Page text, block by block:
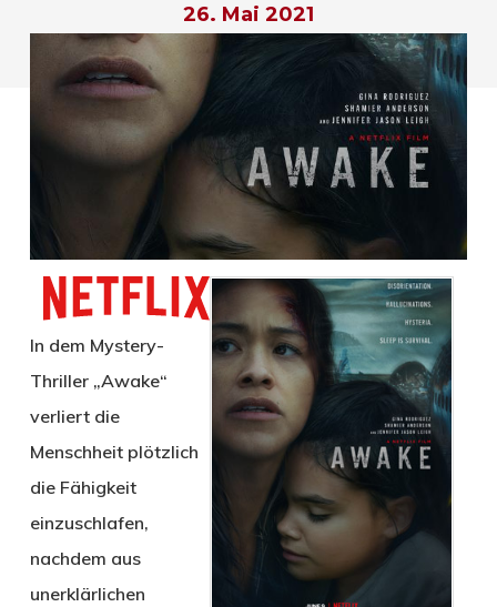
26. Mai 2021
In dem Mystery-
Thriller „Awake“
verliert die
Menschheit plötzlich
die Fähigkeit
einzuschlafen,
nachdem aus
unerklärlichen